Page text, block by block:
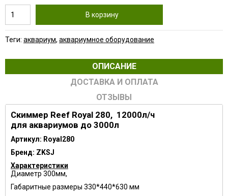
В корзину
Теги: аквариум, аквариумное оборудование
ОПИСАНИЕ
ДОСТАВКА И ОПЛАТА
ОТЗЫВЫ
Скиммер Reef Royal 280, 12000л/ч
для аквариумов до 3000л
Артикул: Royal280
Бренд: ZKSJ
Характеристики
Диаметр 300мм,
Габаритные размеры 330*440*630 мм